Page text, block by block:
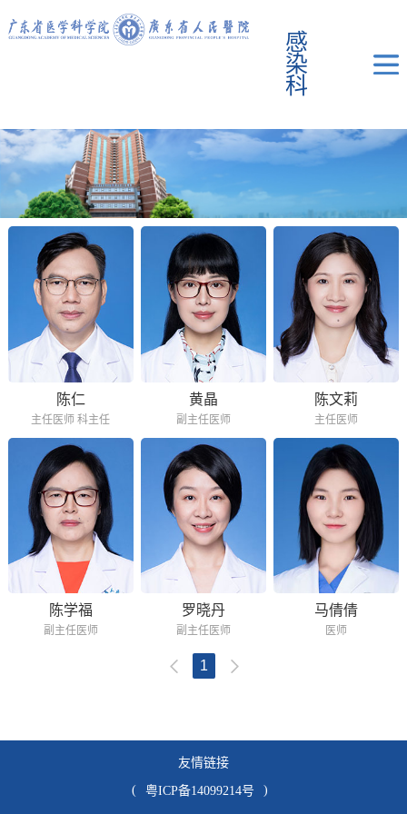
感
染
科
陈仁
主任医师 科主任
黄晶
副主任医师
陈文莉
主任医师
陈学福
副主任医师
罗晓丹
副主任医师
马倩倩
医师
1
友情链接
(
粤ICP备14099214号 )